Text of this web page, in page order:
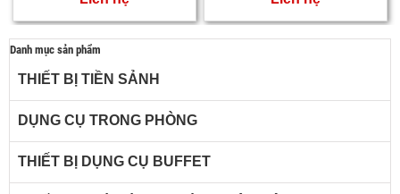
Danh mục sản phẩm
THIẾT BỊ TIỀN SẢNH
DỤNG CỤ TRONG PHÒNG
THIẾT BỊ DỤNG CỤ BUFFET